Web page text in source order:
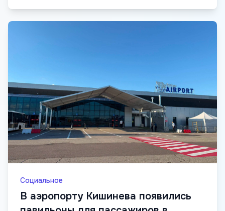
Социальное
В аэропорту Кишинева появились